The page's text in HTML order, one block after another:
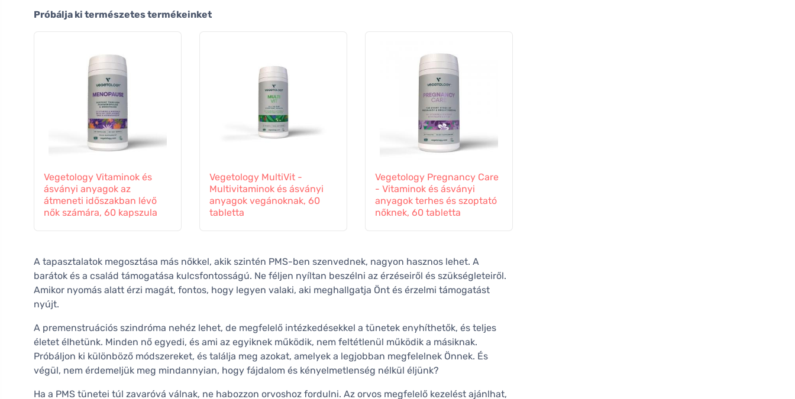
Próbálja ki természetes termékeinket
Vegetology Vitaminok és
ásványi anyagok az
átmeneti időszakban lévő
nők számára, 60 kapszula
Vegetology MultiVit -
Multivitaminok és ásványi
anyagok vegánoknak, 60
tabletta
Vegetology Pregnancy Care
- Vitaminok és ásványi
anyagok terhes és szoptató
nőknek, 60 tabletta
A tapasztalatok megosztása más nőkkel, akik szintén PMS-ben szenvednek, nagyon hasznos lehet. A
barátok és a család támogatása kulcsfontosságú. Ne féljen nyíltan beszélni az érzéseiről és szükségleteiről.
Amikor nyomás alatt érzi magát, fontos, hogy legyen valaki, aki meghallgatja Önt és érzelmi támogatást
nyújt.
A premenstruációs szindróma nehéz lehet, de megfelelő intézkedésekkel a tünetek enyhíthetők, és teljes
életet élhetünk. Minden nő egyedi, és ami az egyiknek működik, nem feltétlenül működik a másiknak.
Próbáljon ki különböző módszereket, és találja meg azokat, amelyek a legjobban megfelelnek Önnek. És
végül, nem érdemeljük meg mindannyian, hogy fájdalom és kényelmetlenség nélkül éljünk?
Ha a PMS tünetei túl zavaróvá válnak, ne habozzon orvoshoz fordulni. Az orvos megfelelő kezelést ajánlhat,